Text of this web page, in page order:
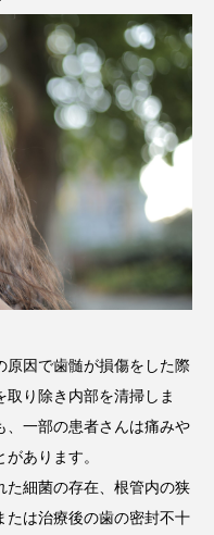
原因で歯髄が損傷をした際
り除き内部を清掃しま
、一部の患者さんは痛みや
あります。
た細菌の存在、根管内の狭
たは治療後の歯の密封不十